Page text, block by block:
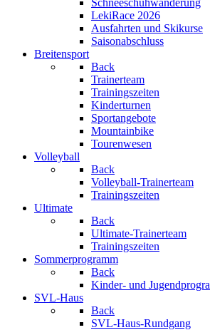
Schneeschuhwanderung
LekiRace 2026
Ausfahrten und Skikurse
Saisonabschluss
Breitensport
Back
Trainerteam
Trainingszeiten
Kinderturnen
Sportangebote
Mountainbike
Tourenwesen
Volleyball
Back
Volleyball-Trainerteam
Trainingszeiten
Ultimate
Back
Ultimate-Trainerteam
Trainingszeiten
Sommerprogramm
Back
Kinder- und
SVL-Haus
Back
SVL-Haus-Rundgang